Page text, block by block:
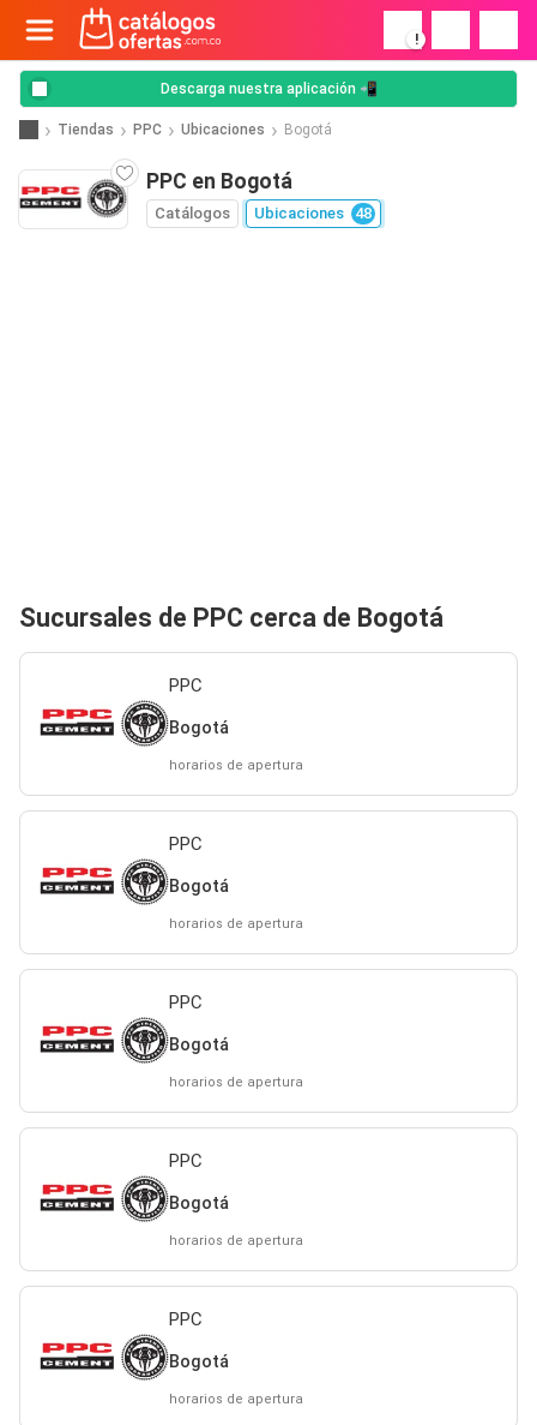
!
Descarga nuestra aplicación 📲
Tiendas PPC Ubicaciones Bogotá
PPC en Bogotá
Catálogos Ubicaciones 48
Sucursales de PPC cerca de Bogotá
PPC
Bogotá
horarios de apertura
PPC
Bogotá
horarios de apertura
PPC
Bogotá
horarios de apertura
PPC
Bogotá
horarios de apertura
PPC
Bogotá
horarios de apertura